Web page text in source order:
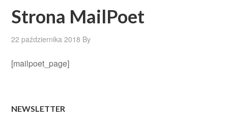
Strona MailPoet
22 października 2018 By
[mailpoet_page]
NEWSLETTER